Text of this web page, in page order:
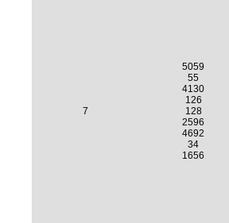
7
5059
55
4130
126
128
2596
4692
34
1656